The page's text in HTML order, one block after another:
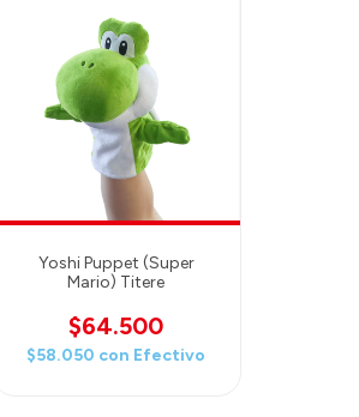
Yoshi Puppet (Super
Mario) Titere
$64.500
$58.050 con Efectivo